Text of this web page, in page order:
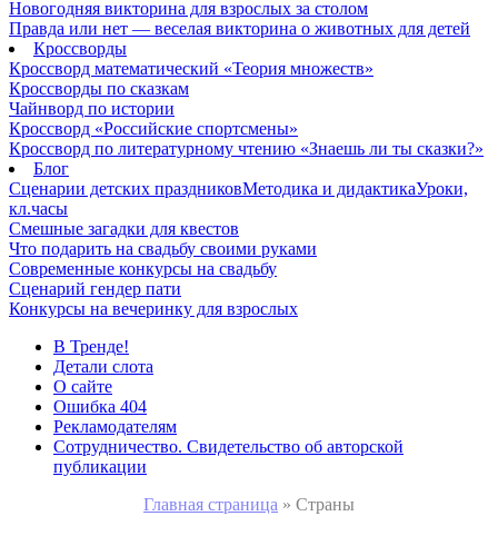
Новогодняя викторина для взрослых за столом
Правда или нет — веселая викторина о животных для детей
Кроссворды
Кроссворд математический «Теория множеств»
Кроссворды по сказкам
Чайнворд по истории
Кроссворд «Российские спортсмены»
Кроссворд по литературному чтению «Знаешь ли ты сказки?»
Блог
Сценарии детских праздниковМетодика и дидактикаУроки,
кл.часы
Смешные загадки для квестов
Что подарить на свадьбу своими руками
Современные конкурсы на свадьбу
Сценарий гендер пати
Конкурсы на вечеринку для взрослых
В Тренде!
Детали слота
О сайте
Ошибка 404
Рекламодателям
Сотрудничество. Свидетельство об авторской
публикации
Главная страница » Страны